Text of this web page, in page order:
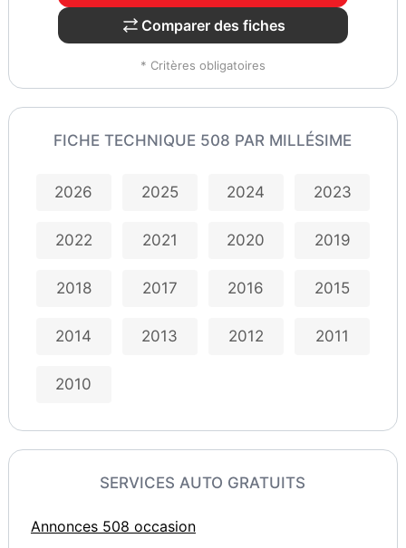
Comparer des fiches
* Critères obligatoires
FICHE TECHNIQUE 508 PAR MILLÉSIME
2026 2025 2024 2023
2022 2021 2020 2019
2018 2017 2016 2015
2014 2013 2012 2011
2010
SERVICES AUTO GRATUITS
Annonces 508 occasion